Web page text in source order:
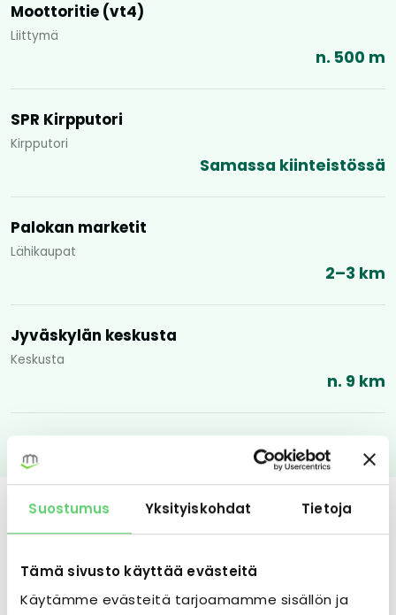
Suostumus Yksityiskohdat Tietoja
Tämä sivusto käyttää evästeitä
Käytämme evästeitä tarjoamamme sisällön ja
Moottoritie (vt4)
Liittymä
n. 500 m
SPR Kirpputori
Kirpputori
Samassa kiinteistössä
Palokan marketit
Lähikaupat
2–3 km
Jyväskylän keskusta
Keskusta
n. 9 km